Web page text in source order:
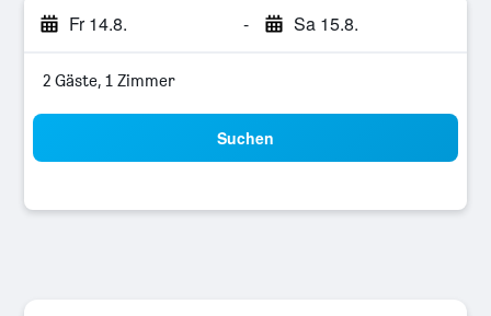
Fr 14.8. - Sa 15.8.
2 Gäste, 1 Zimmer
Suchen